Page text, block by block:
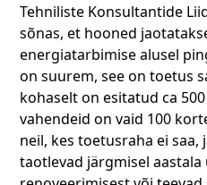
Tehniliste Konsultantide
sõnas, et hooned
energiatarbimise alusel
on suurem, see on toetus
kohaselt on esitatud ca
vahendeid on vaid 100
neil, kes toetusraha ei saa,
taotlevad järgmisel